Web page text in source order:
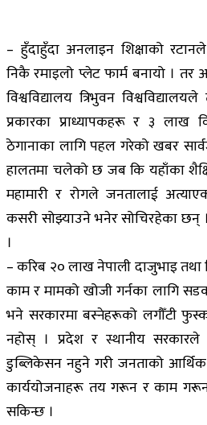
– हुँदाहुँदा अनलाइन शिक्षाको
निकै रमाइलो प्लेट फार्म बनायो ।
विश्वविद्यालय त्रिभुवन
प्रकारका प्राध्यापकहरू र ३ लाख
ठेगानाका लागि पहल गरेको खबर
हालतमा चलेको छ जब कि यहाँका
महामारी र रोगले जनतालाई
कसरी सोझ्याउने भनेर सोचिरहेका छन्
।
– करिब २० लाख नेपाली दाजुभाइ तथा
काम र मामको खोजी गर्नका लागि
भने सरकारमा बस्नेहरूको लगौँटी
नहोस् । प्रदेश र स्थानीय
डुब्लिकेसन नहुने गरी जनताको
कार्ययोजनाहरू तय गरून र काम गरून
सकिन्छ ।